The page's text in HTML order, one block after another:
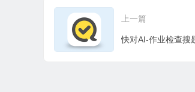
上一篇